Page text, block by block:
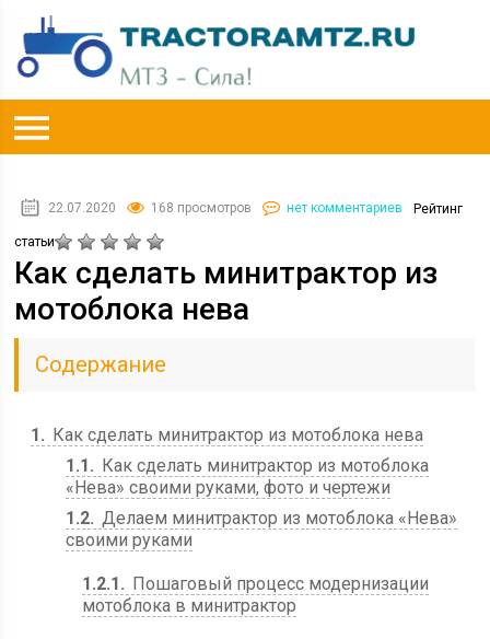
22.07.2020 168 просмотров нет комментариев Рейтинг
статьи
Как сделать минитрактор из
мотоблока нева
Содержание
1
Как сделать минитрактор из мотоблока нева
1.1
Как сделать минитрактор из мотоблока
«Нева» своими руками, фото и чертежи
1.2 Делаем минитрактор из мотоблока «Нева»
своими руками
1.2.1
Пошаговый процесс модернизации
мотоблока в минитрактор